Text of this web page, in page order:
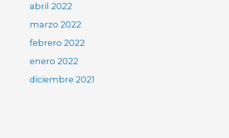
abril 2022
marzo 2022
febrero 2022
enero 2022
diciembre 2021